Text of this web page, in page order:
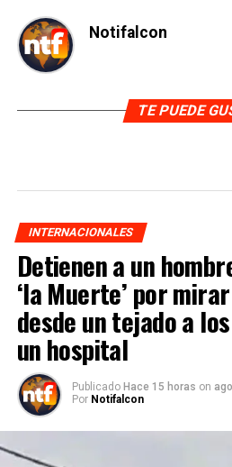
Notifalcon
TE PUEDE
INTERNACIONALES
Detienen a un
‘la Muerte’ por
desde un tejado a
un hospital
Publicado Hace 15 horas on
Por Notifalcon